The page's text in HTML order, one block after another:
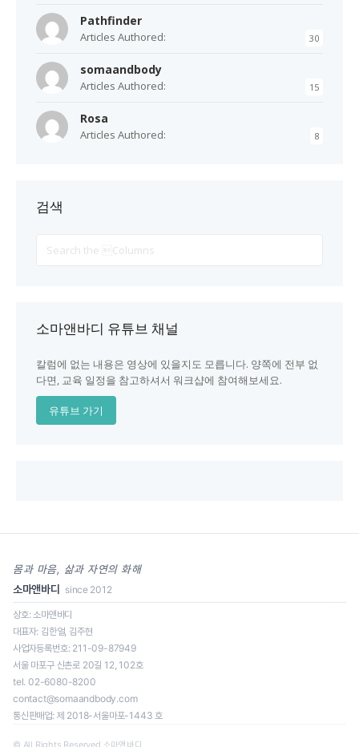
Pathfinder
Articles Authored: 30
somaandbody
Articles Authored: 15
Rosa
Articles Authored: 8
검색
For
소마앤바디 유튜브 채널
칼럼에 없는 내용은 영상에 있을지도 모릅니다. 양쪽에 전부 없
다면, 교육 일정을 참고하셔서 워크샵에 참여해보세요.
유튜브 가기
일정을 클릭하면 신청 페이지로 이동합니다.
몸과 마음, 삶과 자연의 화해
소마앤바디 since 2012
상호: 소마앤바디
대표자: 김한얼, 김주현
사업자등록번호: 211-09-87949
서울 마포구 신촌로 20길 12, 102호
tel. 02-6080-8200
contact@somaandbody.com
통신판매업: 제 2018-서울마포-1443 호
© All Rights Reserved 소마앤바디